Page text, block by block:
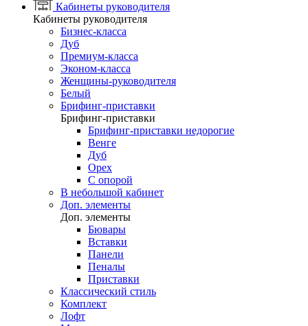
Кабинеты руководителя
Кабинеты руководителя
Бизнес-класса
Дуб
Премиум-класса
Эконом-класса
Женщины-руководителя
Белый
Брифинг-приставки
Брифинг-приставки
Брифинг-приставки недорогие
Венге
Дуб
Орех
С опорой
В небольшой кабинет
Доп. элементы
Доп. элементы
Бювары
Вставки
Панели
Пеналы
Приставки
Классический стиль
Комплект
Лофт